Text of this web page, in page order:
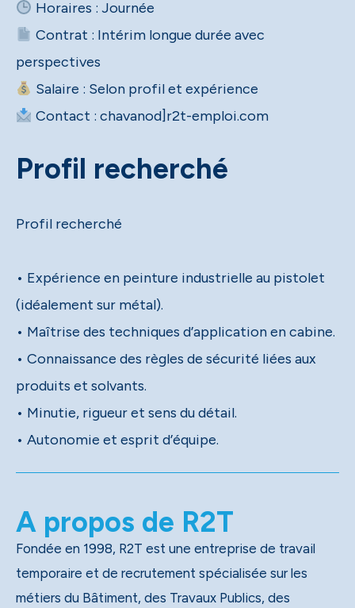
Contrat : Intérim longue durée avec
Contact : chavanod]r2t-emploi.com
Profil recherché
Profil recherché
• Expérience en peinture industrielle au pistolet
(idéalement sur métal).
• Maîtrise des techniques d’application en cabine.
• Connaissance des règles de sécurité liées aux
produits et solvants.
• Minutie, rigueur et sens du détail.
• Autonomie et esprit d’équipe.
A propos de R2T
Fondée en 1998, R2T est une entreprise de travail
temporaire et de recrutement spécialisée sur les
métiers du Bâtiment, des Travaux Publics, des